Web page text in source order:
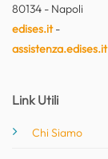
80134 - Napoli
edises.it-
assistenza.edises.it
Link Utili
Chi Siamo